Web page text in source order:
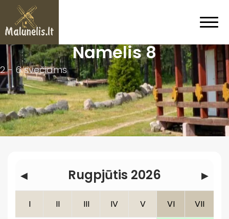
Namelis 8
2 - 6 svečiams
Rugpjūtis 2026
◀ ▶
I II III IV V VI VII